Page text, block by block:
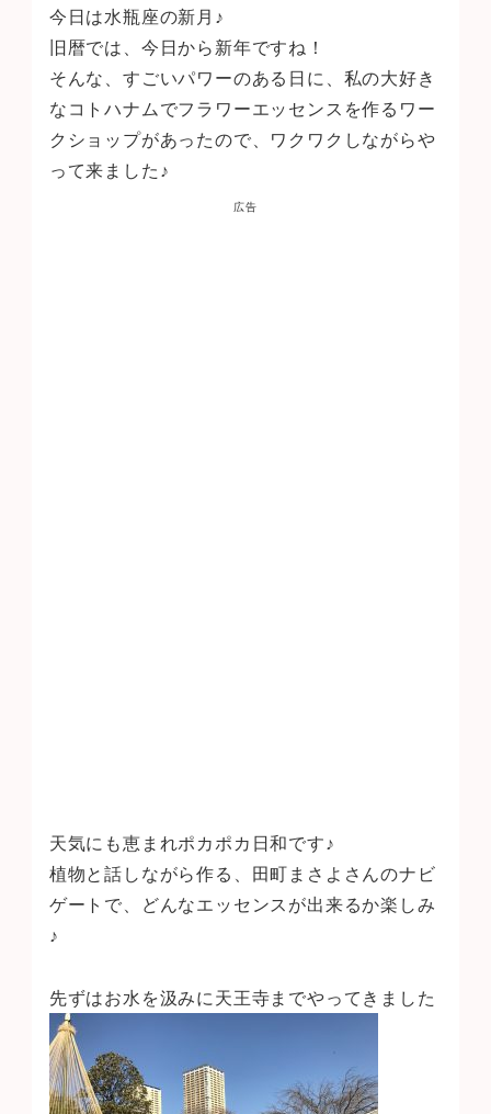
今日は水瓶座の新月♪
旧暦では、今日から新年ですね！
そんな、すごいパワーのある日に、私の大好き
なコトハナムでフラワーエッセンスを作るワー
クショップがあったので、ワクワクしながらや
って来ました♪
広告
天気にも恵まれポカポカ日和です♪
植物と話しながら作る、田町まさよさんのナビ
ゲートで、どんなエッセンスが出来るか楽しみ
♪
先ずはお水を汲みに天王寺までやってきました